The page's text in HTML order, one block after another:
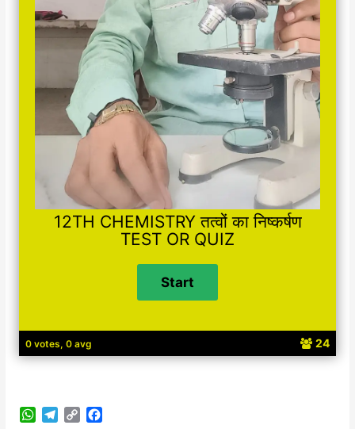
0 votes, 0 avg 24
12TH CHEMISTRY तत्वों का निष्कर्षण
TEST OR QUIZ
W
C